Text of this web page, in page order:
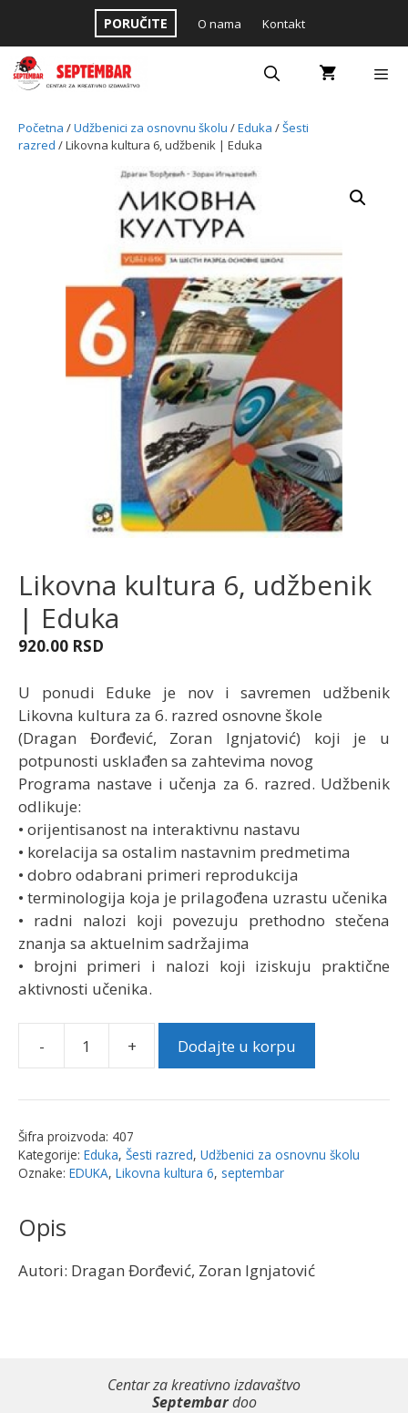
content
PORUČITE O nama Kontakt
Početna /Udžbenici za osnovnu školu /Eduka /Šesti
razred / Likovna kultura 6, udžbenik | Eduka
Likovna kultura 6, udžbenik
| Eduka
920.00 RSD
U ponudi Eduke je nov i savremen udžbenik
Likovna kultura za 6. razred osnovne škole
(Dragan Đorđević, Zoran Ignjatović) koji je u
potpunosti usklađen sa zahtevima novog
Programa nastave i učenja za 6. razred. Udžbenik
odlikuje:
• orijentisanost na interaktivnu nastavu
• korelacija sa ostalim nastavnim predmetima
• dobro odabrani primeri reprodukcija
• terminologija koja je prilagođena uzrastu učenika
• radni nalozi koji povezuju prethodno stečena
znanja sa aktuelnim sadržajima
• brojni primeri i nalozi koji iziskuju praktične
aktivnosti učenika.
-
Likovna
6,
Eduka
+ Dodajte u korpu
Šifra proizvoda: 407
Kategorije: Eduka, Šesti razred, Udžbenici za osnovnu školu
Oznake: EDUKA, Likovna kultura 6, septembar
Opis
Autori: Dragan Đorđević, Zoran Ignjatović
Centar za kreativno izdavaštvo
Septembardoo